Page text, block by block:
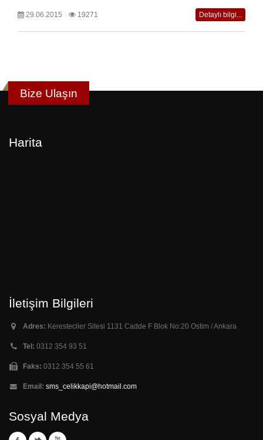
29.06.2015 19271 Detaylı bilgi...
Bize Ulaşın
Harita
İletişim Bilgileri
Adres: Keresteciler Sitesi 1131 Cadde F Blok No:20 Ostim / Ankara
Tel: 0312 354 93 51
Faks: 0312 354 55 61
Email: sms_celikkapi@hotmail.com
Sosyal Medya